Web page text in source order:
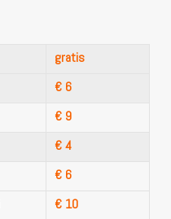
gratis
€ 6
€ 9
€ 4
€ 6
€ 10